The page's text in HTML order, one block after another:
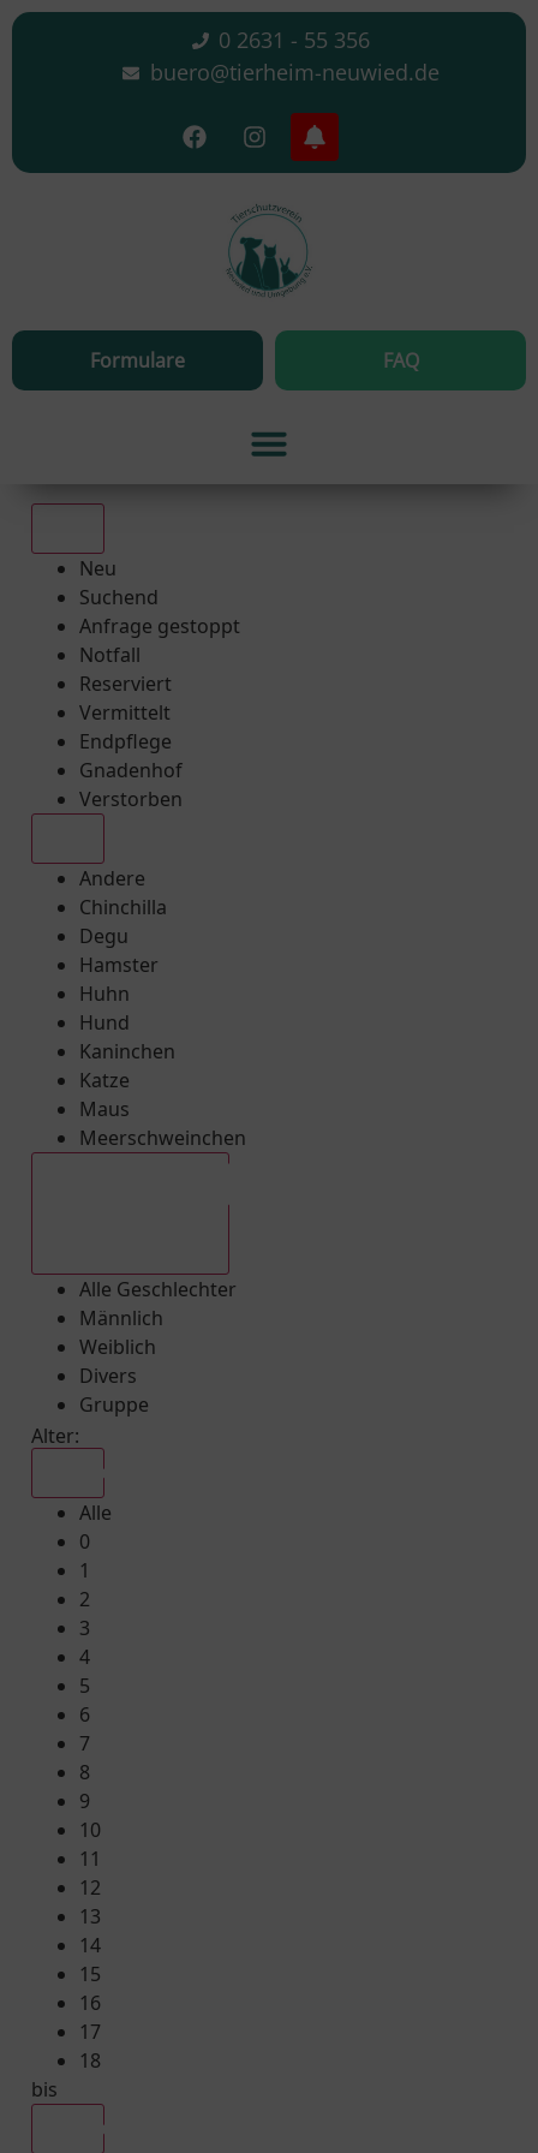
0 2631 - 55 356
buero@tierheim-neuwied.de
Formulare FAQ
Neu
Suchend
Anfrage gestoppt
Notfall
Reserviert
Vermittelt
Endpflege
Gnadenhof
Verstorben
Andere
Chinchilla
Degu
Hamster
Huhn
Hund
Kaninchen
Katze
Maus
Meerschweinchen
Alle Geschlechter
Männlich
Weiblich
Divers
Gruppe
Alter:
Alle
0
1
2
3
4
5
6
7
8
9
10
11
12
13
14
15
16
17
18
bis